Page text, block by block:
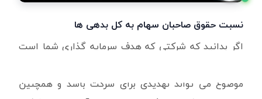
نسبت حقوق صاحبان سهام به کل بدهی ها
اگر بدانید که شرکتی که هدف سرمایه گذاری شما است
موضوع می تواند تهدیدی برای شرکت باشد و همچنین